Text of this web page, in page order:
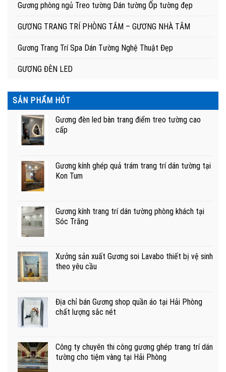
Gương phòng ngủ Treo tường Dán tường Ốp tường đẹp
GƯƠNG TRANG TRÍ PHÒNG TẮM – GƯƠNG NHÀ TẮM
Gương Trang Trí Spa Dán Tường Nghệ Thuật Đẹp
GƯƠNG ĐÈN LED
SẢN PHẨM HÓT
Gương đèn led bàn trang điểm treo tường cao
cấp
Gương kính ghép quả trám trang trí dán tường tại
Kon Tum
Gương kính trang trí dán tường phòng khách tại
Sóc Trăng
Xưởng sản xuất Gương soi Lavabo thiết bị vệ sinh
theo yêu cầu
Địa chỉ bán Gương shop quần áo tại Hải Phòng
chất lượng sắc nét
Công ty chuyên thi công gương ghép trang trí dán
tường cho tiệm vàng tại Hải Phòng